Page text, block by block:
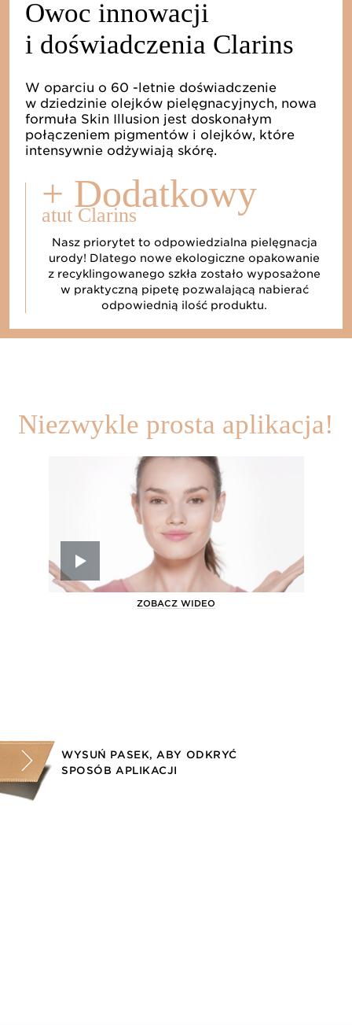
Owoc innowacji
i doświadczenia Clarins
W oparciu o 60 -letnie doświadczenie
w dziedzinie olejków pielęgnacyjnych, nowa
formuła Skin Illusion jest doskonałym
połączeniem pigmentów i olejków, które
intensywnie odżywiają skórę.
+ Dodatkowy
atut Clarins
Nasz priorytet to odpowiedzialna pielęgnacja
urody! Dlatego nowe ekologiczne opakowanie
z recyklingowanego szkła zostało wyposażone
w praktyczną pipetę pozwalającą nabierać
odpowiednią ilość produktu.
Niezwykle prosta aplikacja!
ZOBACZ WIDEO
WYSUŃ PASEK, ABY ODKRYĆ
SPOSÓB APLIKACJI